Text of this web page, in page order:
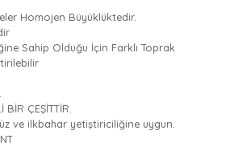
Homojen Büyüklüktedir.
Sahip Olduğu İçin Farklı Toprak
ÇEŞİTTİR.
ve ilkbahar yetiştiriciliğine uygun.